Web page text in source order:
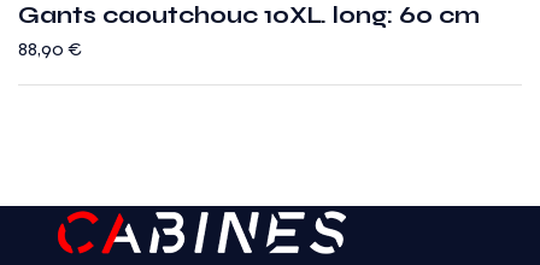
Gants caoutchouc 10XL. long: 60 cm
88,90 €